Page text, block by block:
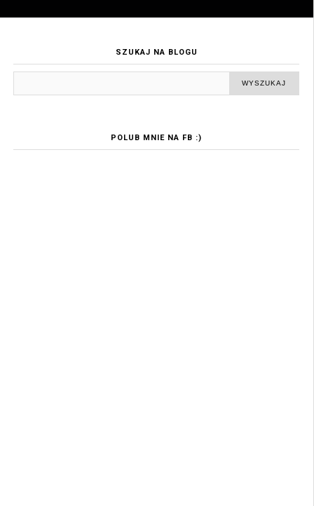
SZUKAJ NA BLOGU
POLUB MNIE NA FB :)